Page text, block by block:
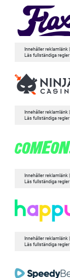
Innehåller reklamlänk
Läs fullständiga
Innehåller reklamlänk
Läs fullständiga
Innehåller reklamlänk
Läs fullständiga
Innehåller reklamlänk
Läs fullständiga